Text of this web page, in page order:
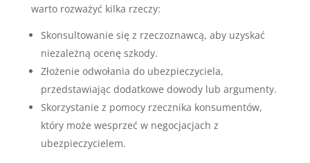
warto rozważyć kilka rzeczy:
Skonsultowanie się z rzeczoznawcą, aby uzyskać
niezależną ocenę szkody.
Złożenie odwołania do ubezpieczyciela,
przedstawiając dodatkowe dowody lub argumenty.
Skorzystanie z pomocy rzecznika konsumentów,
który może wesprzeć w negocjacjach z
ubezpieczycielem.